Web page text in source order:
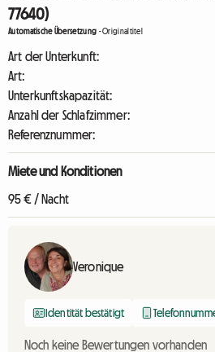
77640)
Automatische Übersetzung -Originaltitel
Art der Unterkunft:
Art:
Unterkunftskapazität:
Anzahl der Schlafzimmer:
Referenznummer:
Miete und Konditionen
95 € / Nacht
Veronique
Identität bestätigt
Noch keine Bewertungen vorhanden